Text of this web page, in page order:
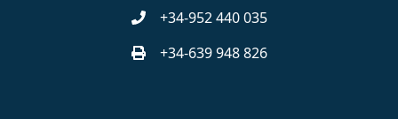
+34-952 440 035
+34-639 948 826